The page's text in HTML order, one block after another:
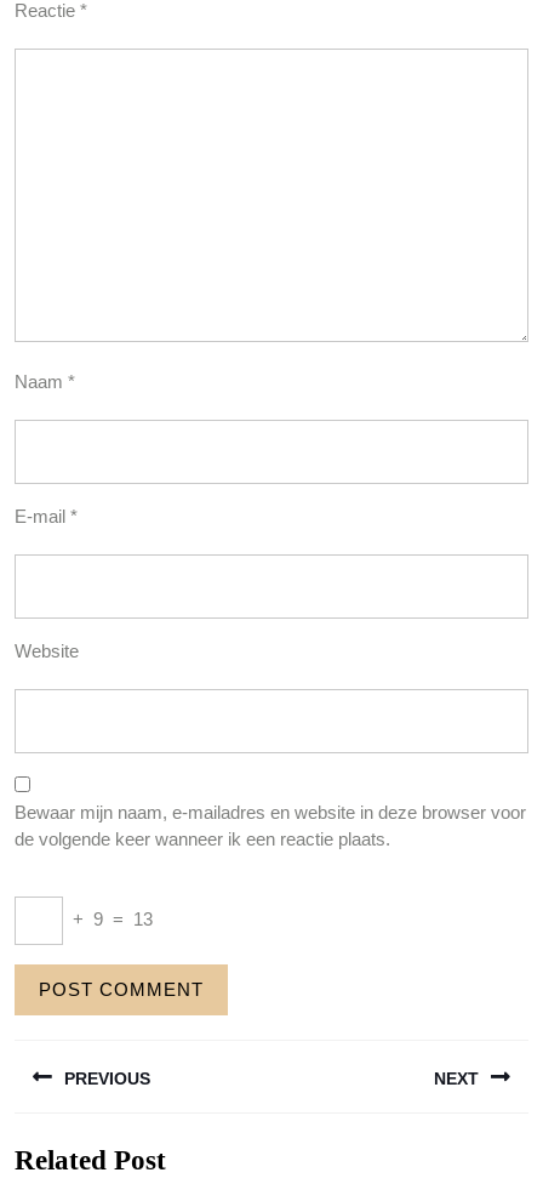
Reactie *
Naam *
E-mail *
Website
Bewaar mijn naam, e-mailadres en website in deze browser voor
de volgende keer wanneer ik een reactie plaats.
+ 9 = 13
PREVIOUS
post:
NEXT
Related Post